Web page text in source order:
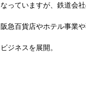
なっていますが、鉄道会
阪急百貨店やホテル事業
ビジネスを展開。